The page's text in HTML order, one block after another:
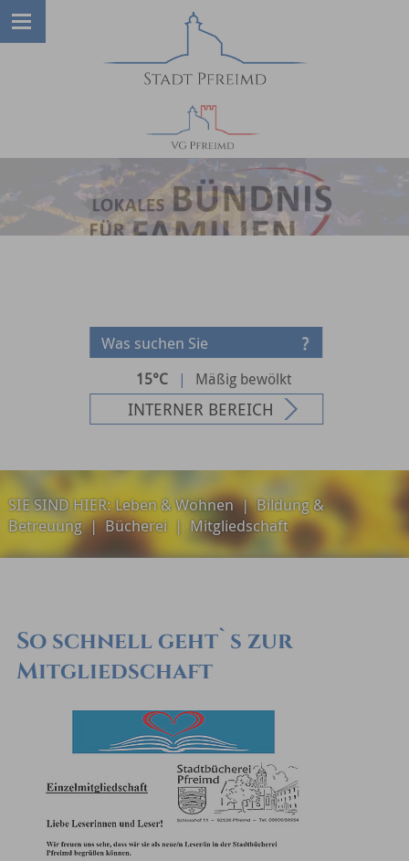
15°C | Mäßig bewölkt
INTERNER BEREICH
SIE SIND HIER:Leben & Wohnen|Bildung &
Betreuung|Bücherei| Mitgliedschaft
So schnell geht`s zur
Mitgliedschaft